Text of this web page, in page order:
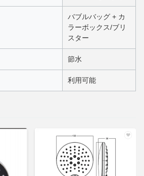
バブルバッグ + カ
ラーボックス/ブリ
スター
節水
利用可能